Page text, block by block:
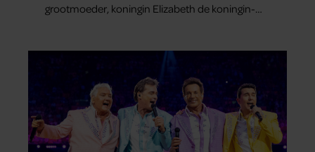
grootmoeder, koningin Elizabeth de koningin-